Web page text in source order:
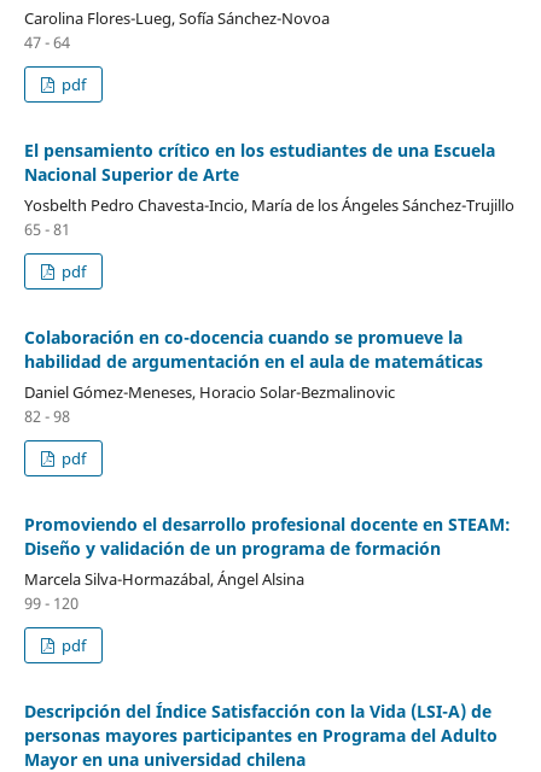
Carolina Flores-Lueg, Sofía Sánchez-Novoa
47 - 64
pdf
El pensamiento crítico en los estudiantes de una Escuela
Nacional Superior de Arte
Yosbelth Pedro Chavesta-Incio, María de los Ángeles Sánchez-Trujillo
65 - 81
pdf
Colaboración en co-docencia cuando se promueve la
habilidad de argumentación en el aula de matemáticas
Daniel Gómez-Meneses, Horacio Solar-Bezmalinovic
82 - 98
pdf
Promoviendo el desarrollo profesional docente en STEAM:
Diseño y validación de un programa de formación
Marcela Silva-Hormazábal, Ángel Alsina
99 - 120
pdf
Descripción del Índice Satisfacción con la Vida (LSI-A) de
personas mayores participantes en Programa del Adulto
Mayor en una universidad chilena